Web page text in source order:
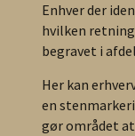
Enhver der
hvilken
begravet i
Her kan
en
gør området